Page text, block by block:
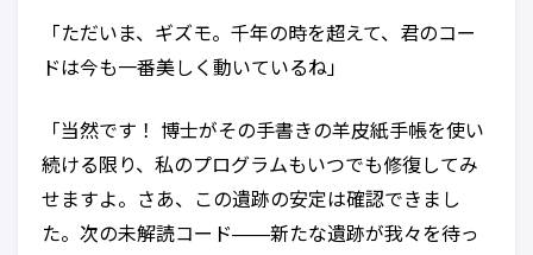
「ただいま、ギズモ。千年の時を超えて、君のコー
ドは今も一番美しく動いているね」
「当然です！ 博士がその手書きの羊皮紙手帳を使い
続ける限り、私のプログラムもいつでも修復してみ
せますよ。さあ、この遺跡の安定は確認できまし
た。次の未解読コード——新たな遺跡が我々を待っ